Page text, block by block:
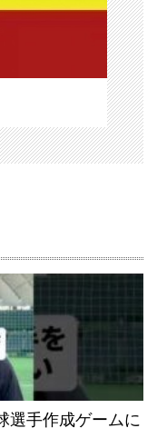
選手作成ゲームに